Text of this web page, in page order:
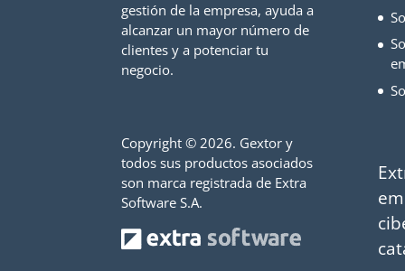
gestión de la empresa, ayuda a
alcanzar un mayor número de
clientes y a potenciar tu
negocio.
Copyright ©2026. Gextor y
todos sus productos asociados
son marca registrada de Extra
Software S.A.